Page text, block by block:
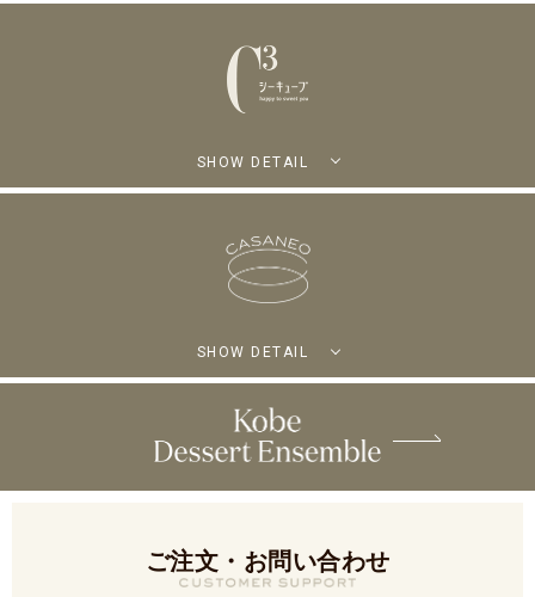
SHOW DETAIL
SHOW DETAIL
ご注文・お問い合わせ